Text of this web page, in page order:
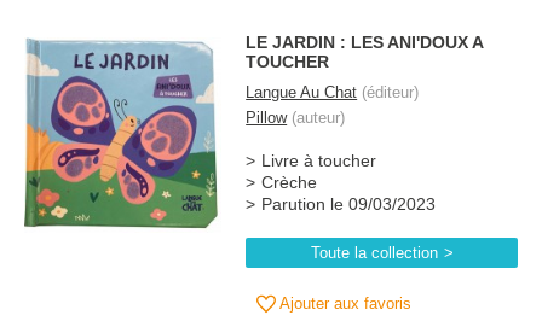
LE JARDIN : LES ANI'DOUX A
TOUCHER
Langue Au Chat (éditeur)
Pillow(auteur)
Livre à toucher
Crèche
Parution le 09/03/2023
Toute la collection
Ajouter aux favoris